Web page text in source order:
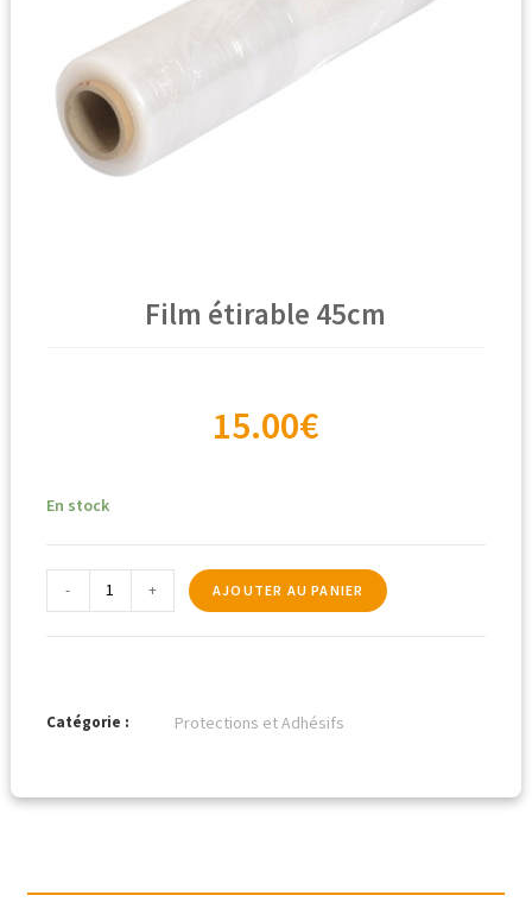
Film étirable 45cm
15.00€
En stock
- + AJOUTER AU PANIER
Catégorie : Protections et Adhésifs